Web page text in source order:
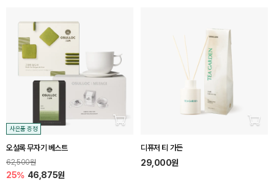
사은품 증정 장바구니 담기
오설록 무자기 베스트
62,500원
25% 46,875원
장바
디퓨저 티 가든
29,000원